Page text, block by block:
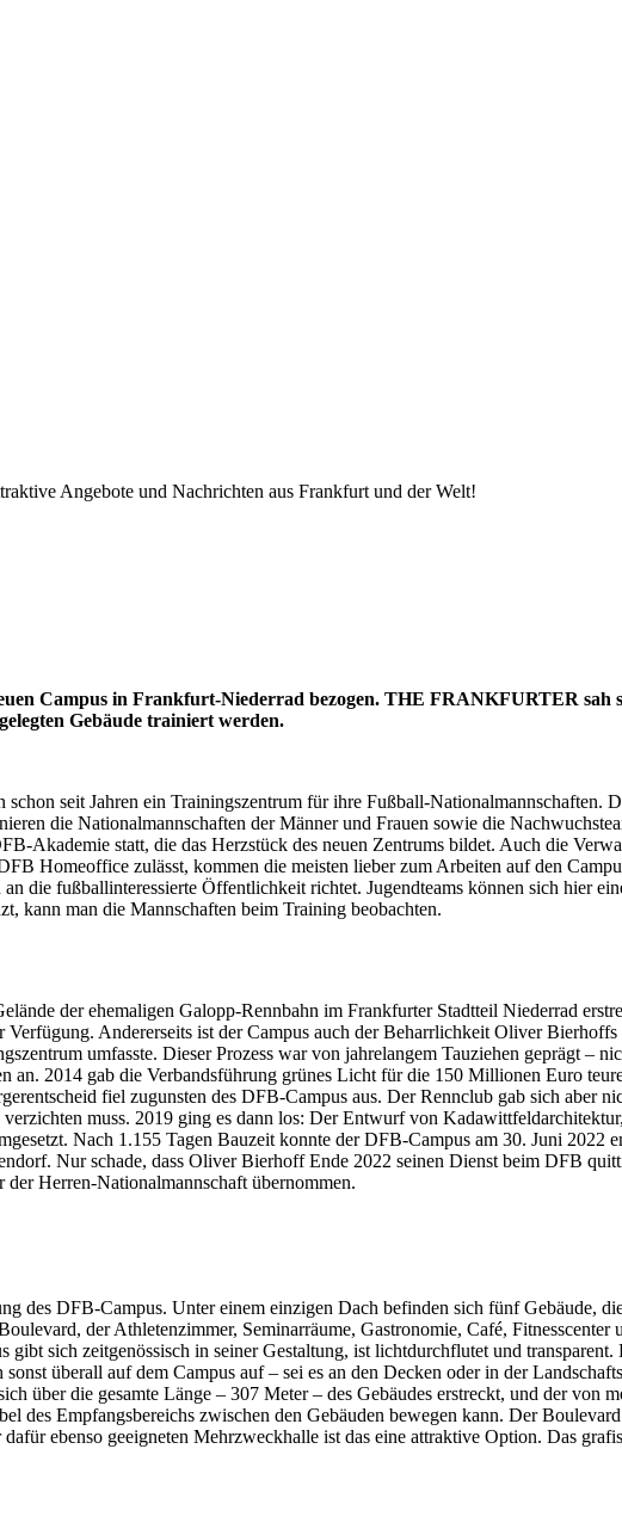
Angebote und Nachrichten aus Frankfurt und der Welt!
Campus in Frankfurt-Niederrad bezogen. THE FRANKFURTER sah
Gebäude trainiert werden.
seit Jahren ein Trainingszentrum für ihre Fußball-Nationalmannschaften.
die Nationalmannschaften der Männer und Frauen sowie die
Akademie statt, die das Herzstück des neuen Zentrums bildet. Auch die
Homeoffice zulässt, kommen die meisten lieber zum Arbeiten auf den
die fußballinteressierte Öffentlichkeit richtet. Jugendteams können sich hier
kann man die Mannschaften beim Training beobachten.
der ehemaligen Galopp-Rennbahn im Frankfurter Stadtteil Niederrad
Verfügung. Andererseits ist der Campus auch der Beharrlichkeit Oliver
umfasste. Dieser Prozess war von jahrelangem Tauziehen geprägt –
an. 2014 gab die Verbandsführung grünes Licht für die 150 Millionen Euro
fiel zugunsten des DFB-Campus aus. Der Rennclub gab sich aber
muss. 2019 ging es dann los: Der Entwurf von
Nach 1.155 Tagen Bauzeit konnte der DFB-Campus am 30. Juni 2022
Nur schade, dass Oliver Bierhoff Ende 2022 seinen Dienst beim DFB
Herren-Nationalmannschaft übernommen.
des DFB-Campus. Unter einem einzigen Dach befinden sich fünf Gebäude,
der Athletenzimmer, Seminarräume, Gastronomie, Café,
sich zeitgenössisch in seiner Gestaltung, ist lichtdurchflutet und
überall auf dem Campus auf – sei es an den Decken oder in der
über die gesamte Länge – 307 Meter – des Gebäudes erstreckt, und der von
des Empfangsbereichs zwischen den Gebäuden bewegen kann. Der
ebenso geeigneten Mehrzweckhalle ist das eine attraktive Option. Das